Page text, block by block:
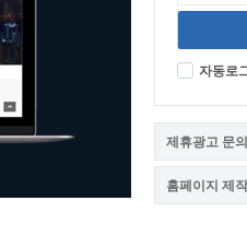
자동로
제휴광고 문의
홈페이지 제작